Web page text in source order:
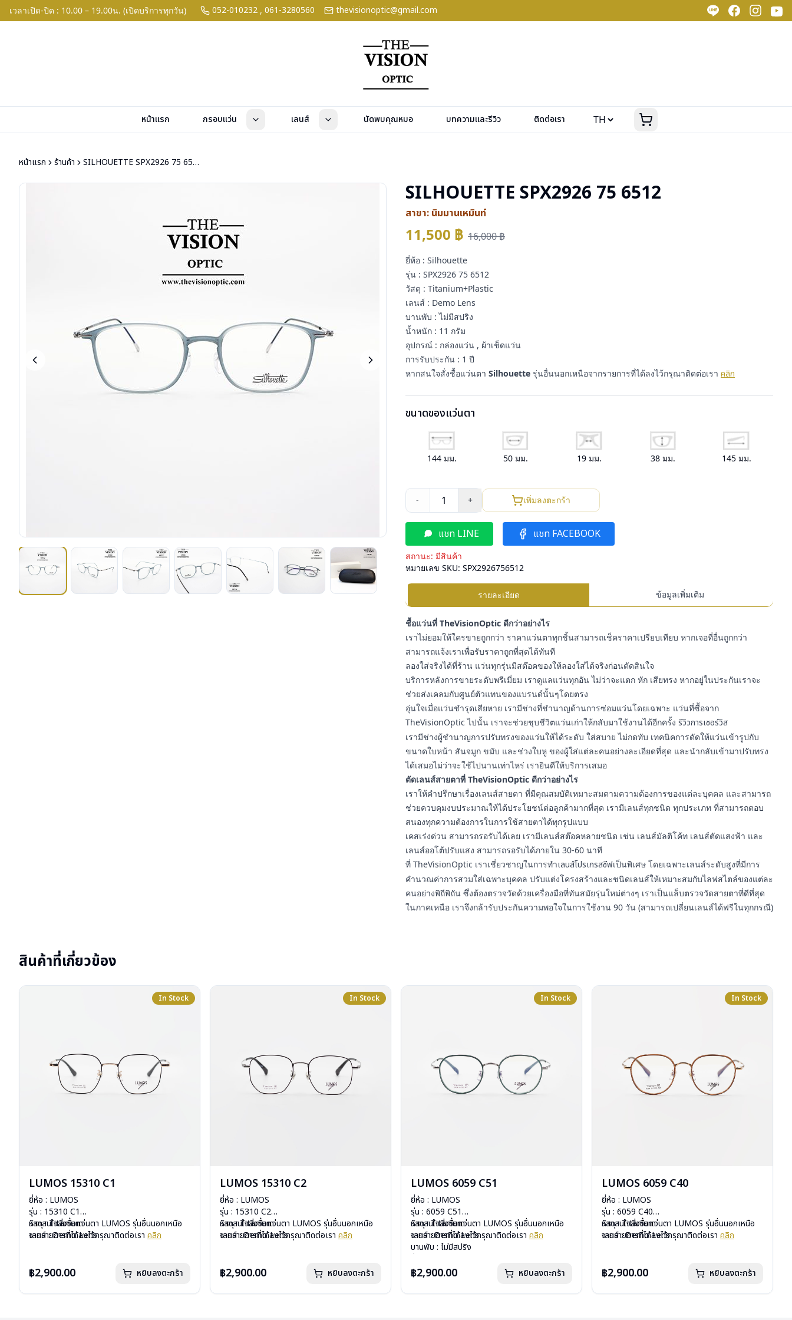
เวลาเปิด-ปิด : 10.00 – 19.00น. (เปิดบริการทุกวัน) 052-010232 , 061-3280560 thevisionoptic@gmail.com
หน้าแรก กรอบแว่น เลนส์ นัดพบคุณหมอ บทความและรีวิว ติดต่อเรา
หน้าแรก ร้านค้า SILHOUETTE SPX2926 75 6512
SILHOUETTE SPX2926 75 6512
สาขา: นิมมานเหมินท์
11,500 ฿ 16,000฿
ยี่ห้อ : Silhouette
รุ่น : SPX2926 75 6512
วัสดุ : Titanium+Plastic
เลนส์ : Demo Lens
บานพับ : ไม่มีสปริง
น้ำหนัก : 11 กรัม
อุปกรณ์ : กล่องแว่น , ผ้าเช็ดแว่น
การรับประกัน : 1 ปี
หากสนใจสั่งชื้อแว่นตา Silhouette รุ่นอื่นนอกเหนือจากรายการที่ได้ลงไว้กรุณาติดต่อเรา คลิก
ขนาดของแว่นตา
144 มม. 50 มม. 19มม. 38มม. 145มม.
- 1 + เพิ่มลงตะกร้า
แชท LINE แชท FACEBOOK
สถานะ: มีสินค้า
หมายเลข SKU: SPX2926756512
รายละเอียด ข้อมูลเพิ่มเติม
ชื้อแว่นที่ TheVisionOptic ดีกว่าอย่างไร
เราไม่ยอมให้ใครขายถูกกว่า ราคาแว่นตาทุกชิ้นสามารถเช็คราคาเปรียบเทียบ หากเจอที่อื่นถูกกว่า
สามารถแจ้งเราเพื่อรับราคาถูกที่สุดได้ทันที
ลองใส่จริงได้ที่ร้าน แว่นทุกรุ่นมีสต๊อคของให้ลองใส่ได้จริงก่อนตัดสินใจ
บริการหลังการขายระดับพรีเมี่ยม เราดูแลแว่นทุกอัน ไม่ว่าจะแตก หัก เสียทรง หากอยู่ในประกันเราจะ
ช่วยส่งเคลมกับศูนย์ตัวแทนของแบรนด์นั้นๆโดยตรง
อุ่นใจเมื่อแว่นชำรุดเสียหาย เรามีช่างที่ชำนาญด้านการซ่อมแว่นโดยเฉพาะ แว่นที่ซื้อจาก
TheVisionOptic ไปนั้น เราจะช่วยชุบชีวิตแว่นเก่าให้กลับมาใช้งานได้อีกครั้ง รีวิวการเซอร์วิส
เรามีช่างผู้ชำนาญการปรับทรงของแว่นให้ได้ระดับ ใส่สบาย ไม่กดทับ เทคนิคการดัดให้แว่นเข้ารูปกับ
ขนาดใบหน้า สันจมูก ขมับ และช่วงใบหู ของผู้ใส่แต่ละคนอย่างละเอียดที่สุด และนำกลับเข้ามาปรับทรง
ได้เสมอไม่ว่าจะใช้ไปนานเท่าไหร่ เรายินดีให้บริการเสมอ
ตัดเลนส์สายตาที่ TheVisionOptic ดีกว่าอย่างไร
เราให้คำปรึกษาเรื่องเลนส์สายตา ที่มีคุณสมบัติเหมาะสมตามความต้องการของแต่ละบุคคล และสามารถ
ช่วยควบคุมงบประมาณให้ได้ประโยชน์ต่อลูกค้ามากที่สุด เรามีเลนส์ทุกชนิด ทุกประเภท ที่สามารถตอบ
สนองทุกความต้องการในการใช้สายตาได้ทุกรูปแบบ
เคสเร่งด่วน สามารถรอรับได้เลย เรามีเลนส์สต๊อคหลายชนิด เช่น เลนส์มัลติโค้ท เลนส์ตัดแสงฟ้า และ
เลนส์ออโต้ปรับแสง สามารถรอรับได้ภายใน 30-60 นาที
ที่ TheVisionOptic เราเชี่ยวชาญในการทำเลนส์โปรเกรสซีฟเป็นพิเศษ โดยเฉพาะเลนส์ระดับสูงที่มีการ
คำนวณค่าการสวมใส่เฉพาะบุคคล ปรับแต่งโครงสร้างและชนิดเลนส์ให้เหมาะสมกับไลฟสไตล์ของแต่ละ
คนอย่างพิถีพิถัน ซึ่งต้องตรวจวัดด้วยเครื่องมือที่ทันสมัยรุ่นใหม่ต่างๆ เราเป็นแล็บตรวจวัดสายตาที่ดีที่สุด
ในภาคเหนือ เราจึงกล้ารับประกันความพอใจในการใช้งาน 90 วัน (สามารถเปลี่ยนเลนส์ได้ฟรีในทุกกรณี)
สินค้าที่เกี่ยวข้อง
In Stock
LUMOS 15310 C1
ยี่ห้อ : LUMOS
รุ่น : 15310 C1
วัสดุ : Titanium
เลนส์ : Demo Lens
อุปกรณ์ : กล่องแว่น , ผ้าเช็ดแว่น
หากสนใจสั่งชื้อแว่นตา LUMOS รุ่นอื่นนอกเหนือ
จากรายการที่ได้ลงไว้กรุณาติดต่อเรา คลิก
฿2,900.00 หยิบลงตะกร้า
In Stock
LUMOS 15310 C2
ยี่ห้อ : LUMOS
รุ่น : 15310 C2
วัสดุ : Titanium
เลนส์ : Demo Lens
อุปกรณ์ : กล่องแว่น , ผ้าเช็ดแว่น
หากสนใจสั่งชื้อแว่นตา LUMOS รุ่นอื่นนอกเหนือ
จากรายการที่ได้ลงไว้กรุณาติดต่อเรา คลิก
฿2,900.00 หยิบลงตะกร้า
In Stock
LUMOS 6059 C51
ยี่ห้อ : LUMOS
รุ่น : 6059 C51
วัสดุ : Titanium
เลนส์ : Demo Lens
บานพับ : ไม่มีสปริง
อุปกรณ์ : กล่องแว่น , ผ้าเช็ดแว่น
หากสนใจสั่งชื้อแว่นตา LUMOS รุ่นอื่นนอกเหนือ
จากรายการที่ได้ลงไว้กรุณาติดต่อเรา คลิก
฿2,900.00 หยิบลงตะกร้า
In Stock
LUMOS 6059 C40
ยี่ห้อ : LUMOS
รุ่น : 6059 C40
วัสดุ : Titanium
เลนส์ : Demo Lens
อุปกรณ์ : กล่องแว่น , ผ้าเช็ดแว่น
หากสนใจสั่งชื้อแว่นตา LUMOS รุ่นอื่นนอกเหนือ
จากรายการที่ได้ลงไว้กรุณาติดต่อเรา คลิก
฿2,900.00 หยิบลงตะกร้า